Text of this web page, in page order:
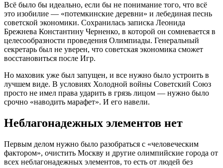
Всё было бы идеально, если бы не понимание того, что всё
это изобилие — «потемкинские деревни» и лебединая песнь
советской экономики. Сохранилась записка Леонида
Брежнева Константину Черненко, в которой он сомневается в
целесообразности проведения Олимпиады. Генеральный
секретарь был не уверен, что советская экономика сможет
восстановиться после Игр.
Но маховик уже был запущен, и все нужно было устроить в
лучшем виде. В условиях Холодной войны Советский Союз
просто не имел права ударить в грязь лицом — нужно было
срочно «наводить марафет». И его навели.
Неблагонадежных элементов нет
Первым делом нужно было разобраться с «человеческим
фактором», очистить Москву и другие олимпийские города от
всех неблагонадежных элементов, то есть от людей без